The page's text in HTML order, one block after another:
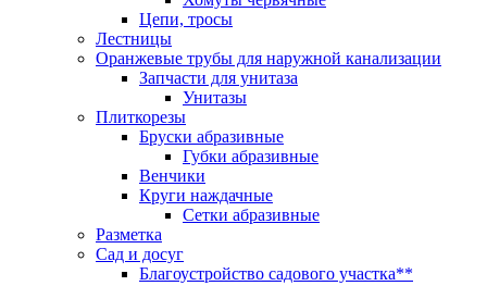
Цепи, тросы
Лестницы
Оранжевые трубы для наружной канализации
Запчасти для унитаза
Унитазы
Плиткорезы
Бруски абразивные
Губки абразивные
Венчики
Круги наждачные
Сетки абразивные
Разметка
Сад и досуг
Благоустройство садового участка**